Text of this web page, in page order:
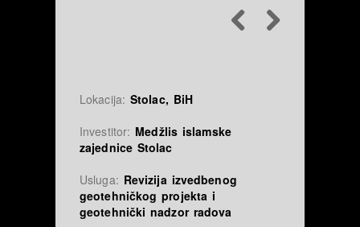
Lokacija: Stolac, BiH
Investitor: Medžlis islamske
zajednice Stolac
Usluga: Revizija izvedbenog
geotehničkog projekta i
geotehnički nadzor radova